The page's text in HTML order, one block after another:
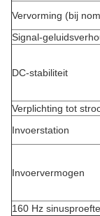
Vervorming (bij
Signal-
DC-stabiliteit
Verplichting tot
Invoerstation
Invoervermogen
160 Hz